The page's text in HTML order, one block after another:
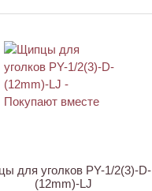
для уголков PY-1/2(3)-D-
(12mm)-LJ